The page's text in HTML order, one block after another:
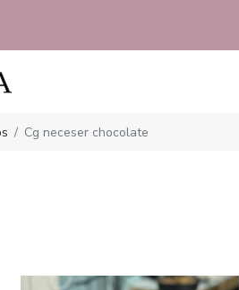
Cg neceser chocolate